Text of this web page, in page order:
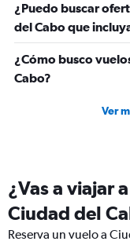
¿Puedo buscar
del Cabo que
¿Cómo busco
Cabo?
Ver
¿Vas a viajar
Ciudad del
Reserva un vuelo a